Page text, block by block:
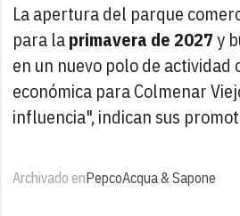
La apertura del parque
para laprimavera de 2027y
en un nuevo polo de actividad
económica para Colmenar
influencia", indican sus
Archivado enPepcoAcqua & Sapone